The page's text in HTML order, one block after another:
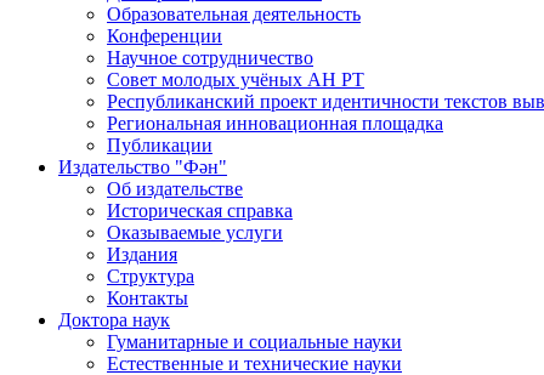
Образовательная деятельность
Конференции
Научное сотрудничество
Совет молодых учёных АН РТ
Республиканский проект идентичности текстов
Региональная инновационная площадка
Публикации
Издательство "Фән"
Об издательстве
Историческая справка
Оказываемые услуги
Издания
Структура
Контакты
Доктора наук
Гуманитарные и социальные науки
Естественные и технические науки